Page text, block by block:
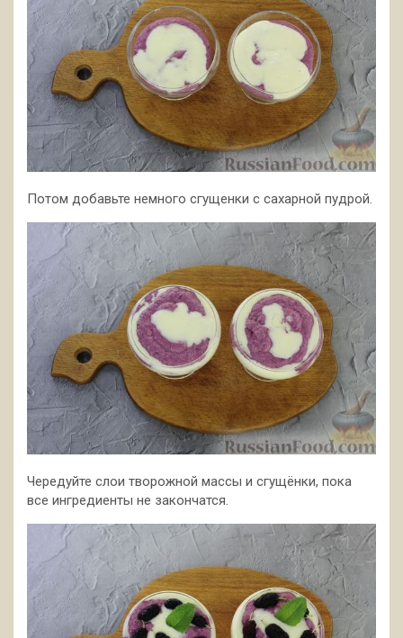
Потом добавьте немного сгущенки с сахарной пудрой.
Чередуйте слои творожной массы и сгущёнки, пока
все ингредиенты не закончатся.